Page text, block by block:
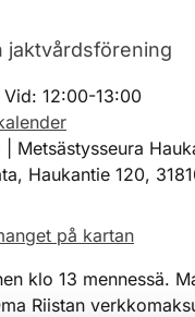
jaktvårdsförening
12:00-13:00
| Metsästysseura
Haukantie 120,
på kartan
välilehteen)
klo 13 mennessä.
Riistan